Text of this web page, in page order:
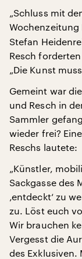
„Schluss mit
Wochenzeitung
Stefan
Resch
„Die Kunst
Gemeint war
und Resch in
Sammler
wieder frei?
Reschs lautete:
„Künstler,
Sackgasse des
‚entdeckt‘ zu
zu. Löst euch
Wir brauchen
Vergesst die
des